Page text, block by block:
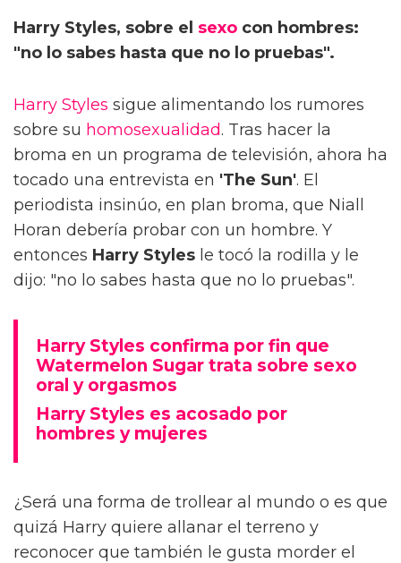
Harry Styles, sobre el sexo con hombres:
"no lo sabes hasta que no lo pruebas".
Harry Styles sigue alimentando los rumores
sobre su homosexualidad. Tras hacer la
broma en un programa de televisión, ahora ha
tocado una entrevista en 'The Sun'. El
periodista insinúo, en plan broma, que Niall
Horan debería probar con un hombre. Y
entonces Harry Styles le tocó la rodilla y le
dijo: "no lo sabes hasta que no lo pruebas".
Harry Styles confirma por fin que
Watermelon Sugar trata sobre sexo
oral y orgasmos
Harry Styles es acosado por
hombres y mujeres
¿Será una forma de trollear al mundo o es que
quizá Harry quiere allanar el terreno y
reconocer que también le gusta morder el